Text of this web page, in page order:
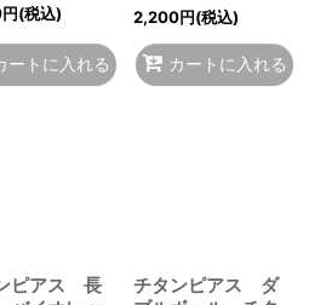
円(税込)
ートに入れる
2,200円(税込)
カートに入れる
ピアス 長
チタンピアス ダ